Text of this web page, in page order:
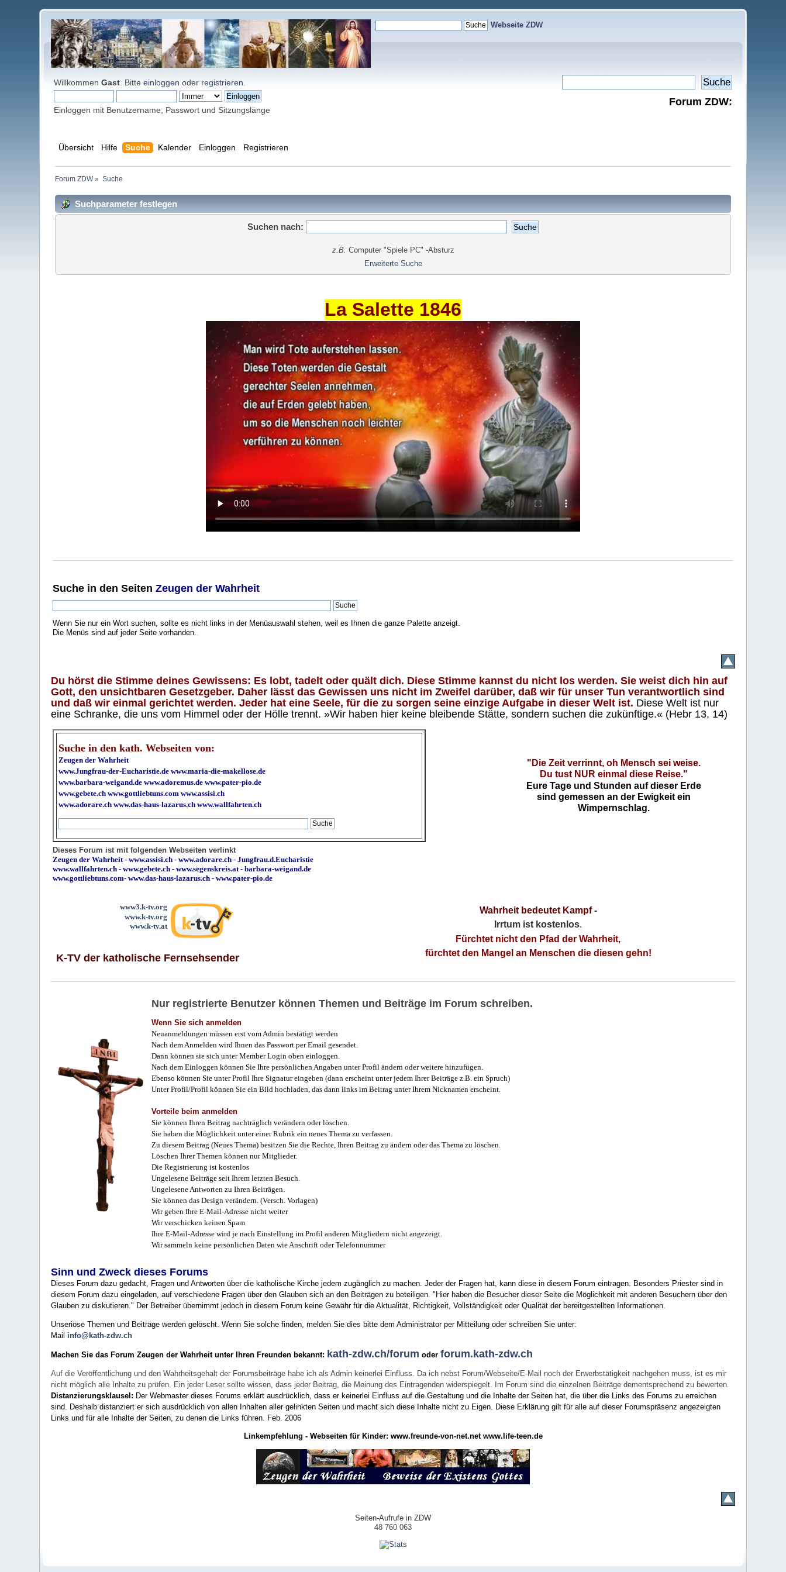
Webseite ZDW
WillkommenGast . Bitteeinloggen oder registrieren
Einloggen mit Benutzername, Passwort und Sitzungslänge
Forum ZDW:
Übersicht Hilfe Suche Kalender Einloggen Registrieren
Forum ZDW» Suche
Suchparameter festlegen
Suchen nach:
z.B. Computer "Spiele PC" -Absturz
Erweiterte Suche
La Salette 1846
Suche in den SeitenZeugen der Wahrheit
Wenn Sie nur ein Wort suchen, sollte es nicht links in der Menüauswahl stehen, weil es Ihnen die ganze Palette anzeigt.
Die Menüs sind auf jeder Seite vorhanden..
Du hörst die Stimme deines Gewissens: Es lobt, tadelt oder quält dich. Diese Stimme kannst du nicht los werden. Sie weist dich hin auf
Gott, den unsichtbaren Gesetzgeber. Daher lässt das Gewissen uns nicht im Zweifel darüber, daß wir für unser Tun verantwortlich sind
und daß wir einmal gerichtet werden. Jeder hat eine Seele, für die zu sorgen seine einzige Aufgabe in dieser Welt ist. Diese Welt ist nur
eine Schranke, die uns vom Himmel oder der Hölle trennt. »Wir haben hier keine bleibende Stätte, sondern suchen die zukünftige.« (Hebr 13, 14)
Suche in den kath. Webseiten von:
Zeugen der Wahrheit
www.Jungfrau-der-Eucharistie.de www.maria-die-makellose.de
www.barbara-weigand.de www.adoremus.de www.pater-pio.de
www.gebete.ch www.gottliebtuns.com www.assisi.ch
www.adorare.ch www.das-haus-lazarus.ch www.wallfahrten.ch
"Die Zeit verrinnt, oh Mensch sei weise.
Du tust NUR einmal diese Reise."
Eure Tage und Stunden auf dieser Erde
sind gemessen an der Ewigkeit ein
Wimpernschlag.
Dieses Forum ist mit folgenden Webseiten verlinkt
Zeugen der Wahrheit-www.assisi.ch -www.adorare.ch -Jungfrau.d.Eucharistie
www.wallfahrten.ch -www.gebete.ch -www.segenskreis.at-barbara-weigand.de
www.gottliebtuns.com-www.das-haus-lazarus.ch - www.pater-pio.de
www3.k-tv.org
www.k-tv.org
www.k-tv.at
K-TV der katholische Fernsehsender
Wahrheit bedeutet Kampf-
Irrtum ist kostenlos.
Fürchtet nicht den Pfad der Wahrheit,
fürchtet den Mangel an Menschen die diesen gehn!
Nur registrierte Benutzer können Themen und Beiträge im Forum schreiben.
Wenn Sie sich anmelden
Neuanmeldungen müssen erst vom Admin bestätigt werden
Nach dem Anmelden wird Ihnen das Passwort per Email gesendet.
Dann können sie sich unter Member Login oben einloggen.
Nach dem Einloggen können Sie Ihre persönlichen Angaben unter Profil ändern oder weitere hinzufügen.
Ebenso können Sie unter Profil Ihre Signatur eingeben (dann erscheint unter jedem Ihrer Beiträge z.B. ein Spruch)
Unter Profil/Profil können Sie ein Bild hochladen, das dann links im Beitrag unter Ihrem Nicknamen erscheint.
Vorteile beim anmelden
Sie können Ihren Beitrag nachträglich verändern oder löschen.
Sie haben die Möglichkeit unter einer Rubrik ein neues Thema zu verfassen.
Zu diesem Beitrag (Neues Thema) besitzen Sie die Rechte, Ihren Beitrag zu ändern oder das Thema zu löschen.
Löschen Ihrer Themen können nur Mitglieder.
Die Registrierung ist kostenlos
Ungelesene Beiträge seit Ihrem letzten Besuch.
Ungelesene Antworten zu Ihren Beiträgen.
Sie können das Design verändern. (Versch. Vorlagen)
Wir geben Ihre E-Mail-Adresse nicht weiter
Wir verschicken keinen Spam
Ihre E-Mail-Adresse wird je nach Einstellung im Profil anderen Mitgliedern nicht angezeigt.
Wir sammeln keine persönlichen Daten wie Anschrift oder Telefonnummer
Sinn und Zweck dieses Forums
Dieses Forum dazu gedacht, Fragen und Antworten über die katholische Kirche jedem zugänglich zu machen. Jeder der Fragen hat, kann diese in diesem Forum eintragen. Besonders Priester sind in
diesem Forum dazu eingeladen, auf verschiedene Fragen über den Glauben sich an den Beiträgen zu beteiligen. "Hier haben die Besucher dieser Seite die Möglichkeit mit anderen Besuchern über den
Glauben zu diskutieren." Der Betreiber übernimmt jedoch in diesem Forum keine Gewähr für die Aktualität, Richtigkeit, Vollständigkeit oder Qualität der bereitgestellten Informationen.
Unseriöse Themen und Beiträge werden gelöscht. Wenn Sie solche finden, melden Sie dies bitte dem Administrator per Mitteilung oder schreiben Sie unter:
Mail info@kath-zdw.ch
Machen Sie das Forum Zeugen der Wahrheit unter Ihren Freunden bekannt: kath-zdw.ch/forum oderforum.kath-zdw.ch
Auf die Veröffentlichung und den Wahrheitsgehalt der Forumsbeiträge habe ich als Admin keinerlei Einfluss. Da ich nebst Forum/Webseite/E-Mail noch der Erwerbstätigkeit nachgehen muss, ist es mir
nicht möglich alle Inhalte zu prüfen. Ein jeder Leser sollte wissen, dass jeder Beitrag, die Meinung des Eintragenden widerspiegelt. Im Forum sind die einzelnen Beiträge dementsprechend zu bewerten.
Distanzierungsklausel: Der Webmaster dieses Forums erklärt ausdrücklich, dass er keinerlei Einfluss auf die Gestaltung und die Inhalte der Seiten hat, die über die Links des Forums zu erreichen
sind. Deshalb distanziert er sich ausdrücklich von allen Inhalten aller gelinkten Seiten und macht sich diese Inhalte nicht zu Eigen. Diese Erklärung gilt für alle auf dieser Forumspräsenz angezeigten
Links und für alle Inhalte der Seiten, zu denen die Links führen. Feb. 2006
Linkempfehlung - Webseiten für Kinder: www.freunde-von-net.net www.life-teen.de
Seiten-Aufrufe in ZDW
48 760 063